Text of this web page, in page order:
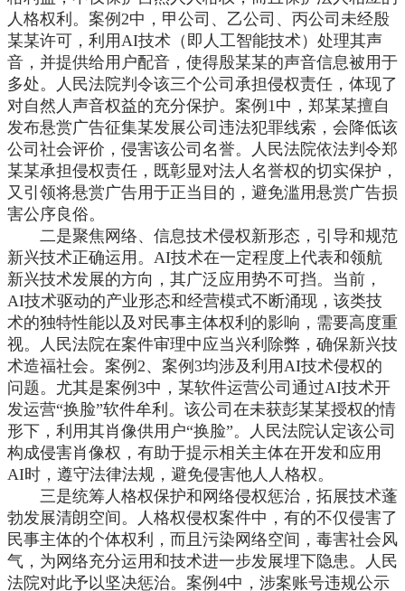
人格权利。案例 2中，甲公司、乙公司、丙公司未经殷
某某许可，利用AI技术（即人工智能技术）处理其声
音，并提供给用户配音，使得殷某某的声音信息被用于
多处。人民法院判令该三个公司承担侵权责任，体现了
对自然人声音权益的充分保护。案例1中，郑某某擅自
发布悬赏广告征集某发展公司违法犯罪线索，会降低该
公司社会评价，侵害该公司名誉。人民法院依法判令郑
某某承担侵权责任，既彰显对法人名誉权的切实保护，
又引领将悬赏广告用于正当目的，避免滥用悬赏广告损
害公序良俗。
二是聚焦网络、信息技术侵权新形态，引导和规范
新兴技术正确运用。 AI技术在一定程度上代表和领航
新兴技术发展的方向，其广泛应用势不可挡。当前，
AI技术驱动的产业形态和经营模式不断涌现，该类技
术的独特性能以及对民事主体权利的影响，需要高度重
视。人民法院在案件审理中应当兴利除弊，确保新兴技
术造福社会。案例2、案例3均涉及利用AI技术侵权的
问题。尤其是案例3中，某软件运营公司通过AI技术开
发运营“换脸”软件牟利。该公司在未获彭某某授权的情
形下，利用其肖像供用户“换脸”。人民法院认定该公司
构成侵害肖像权，有助于提示相关主体在开发和应用
AI时，遵守法律法规，避免侵害他人人格权。
三是统筹人格权保护和网络侵权惩治，拓展技术蓬
勃发展清朗空间。人格权侵权案件中，有的不仅侵害了
民事主体的个体权利，而且污染网络空间，毒害社会风
气，为网络充分运用和技术进一步发展埋下隐患。人民
法院对此予以坚决惩治。案例 4中，涉案账号违规公示